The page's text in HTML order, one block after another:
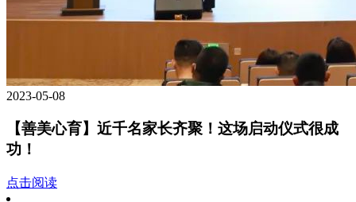
2023-05-08
【善美心育】近千名家长齐聚！这场启动仪式很成
功！
点击阅读